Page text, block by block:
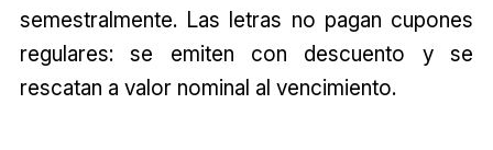
semestralmente. Las letras no pagan cupones
regulares: se emiten con descuento y se
rescatan a valor nominal al vencimiento.